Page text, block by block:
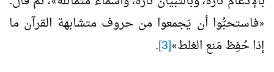
«فاستحبُّوا أن يَجمعوا من حروف متشابهة القرآن ما
إذا حُفِظ مَنع الغلط»
[3]
.